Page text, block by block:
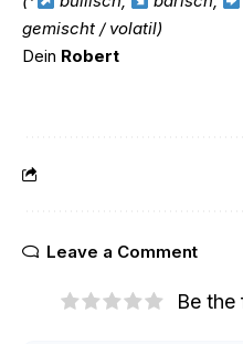
gemischt / volatil)
Dein Robert
Leave a Comment
Be